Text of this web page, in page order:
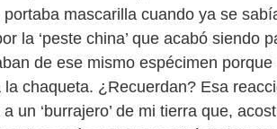
portaba mascarilla cuando ya se
la ‘peste china’ que acabó siendo
de ese mismo espécimen
la chaqueta. ¿Recuerdan? Esa
un ‘burrajero’ de mi tierra que,